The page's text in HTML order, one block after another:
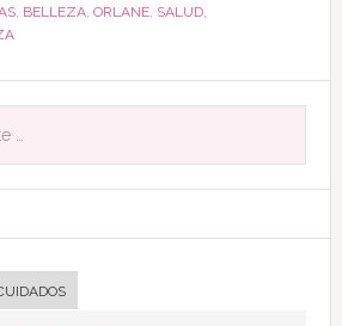
, BELLEZA, ORLANE, SALUD,